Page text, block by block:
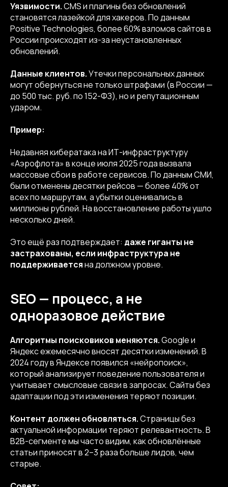
Уязвимости.CMS и плагины без обновлений
становятся лазейкой для хакеров. По данным
Positive Technologies, более 60% взломов сайтов в
России происходят из-за неустановленных
обновлений.
Данные клиентов.Утечки персональных данных
могут обернуться не только штрафами (в России —
до 500 тыс. руб. по 152-ФЗ), но и репутационным
ударом.
Пример:
Недавняя кибератака на ИТ-инфраструктуру
«Аэрофлота» в конце июля 2025 года вызвала
массовые сбои в работе сервисов. По данным СМИ,
были отменены десятки рейсов — более 40% от
всех по маршрутам, а убытки оценивались в
миллионы рублей. На восстановление работы ушло
несколько дней.
Это ещё раз подтверждает: даже гиганты не
застрахованы, если инфраструктура не
поддерживаетсяна должном уровне.
SEO — процесс, а не
одноразовое действие
Алгоритмы поисковиков меняются.Google и
Яндекс ежемесячно вносят десятки изменений. В
2024 году в Яндексе появился «нейропоиск»,
который анализирует поведение пользователя и
учитывает смысловые связи в запросах. Сайты без
адаптации под эти изменения теряют позиции.
Контент должен обновляться.Страницы без
актуальной информации теряют релевантность. В
B2B-сегменте мы часто видим, как обновлённые
статьи приносят в 2–3 раза больше лидов, чем
старые.